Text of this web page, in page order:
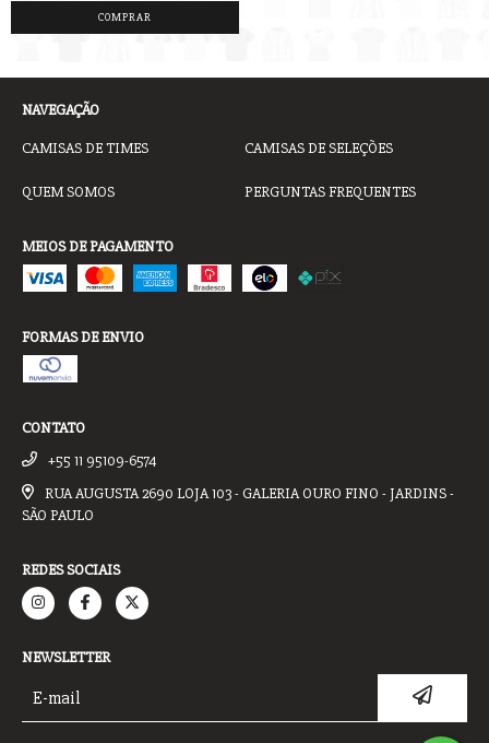
COMPRAR
NAVEGAÇÃO
CAMISAS DE TIMES CAMISAS DE SELEÇÕES
QUEM SOMOS PERGUNTAS FREQUENTES
MEIOS DE PAGAMENTO
FORMAS DE ENVIO
CONTATO
+55 11 95109-6574
RUA AUGUSTA 2690 LOJA 103 - GALERIA OURO FINO - JARDINS -
SÃO PAULO
REDES SOCIAIS
NEWSLETTER